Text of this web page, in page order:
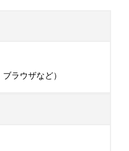
ラウザなど）